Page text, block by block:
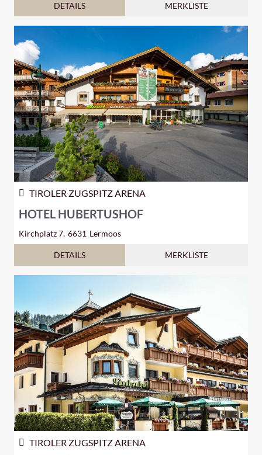
DETAILS MERKLISTE
TIROLER ZUGSPITZ ARENA
HOTEL HUBERTUSHOF
Kirchplatz 7, 6631 Lermoos
DETAILS MERKLISTE
TIROLER ZUGSPITZ ARENA